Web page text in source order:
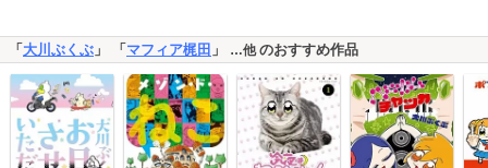
「 大川ぶくぶ 」 「 マフィア梶田 」 …他のおすすめ作品